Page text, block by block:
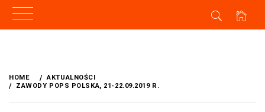
content
HOME
AKTUALNOŚCI
ZAWODY POPS POLSKA, 21-22.09.2019 R.